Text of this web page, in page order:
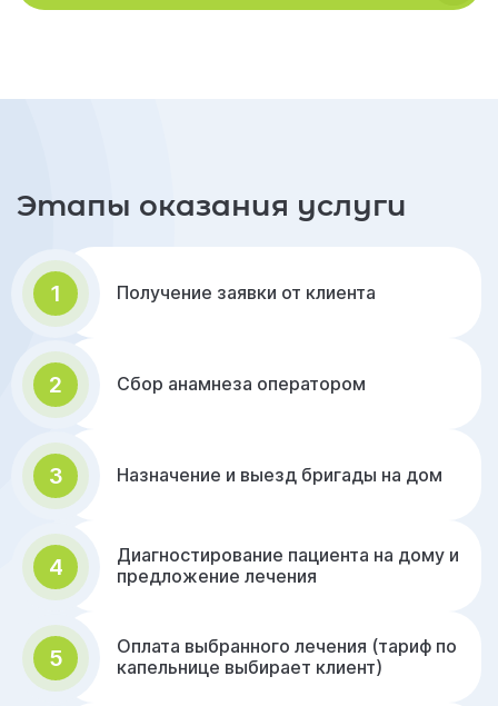
Этапы оказания услуги
1 Получение заявки от клиента
2 Сбор анамнеза оператором
3 Назначение и выезд бригады на дом
4
Диагностирование пациента на дому и
предложение лечения
5
Оплата выбранного лечения (тариф по
капельнице выбирает клиент)